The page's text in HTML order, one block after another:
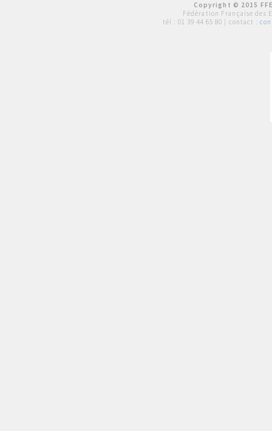
Copyright © 2015
Fédération Française des
tél : 01 39 44 65 80 | contact :